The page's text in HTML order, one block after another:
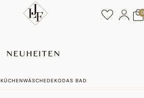
0
NEUHEITEN
KÜCHENWÄSCHEDEKODAS BAD